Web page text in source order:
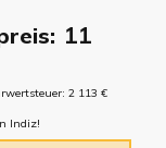
11
2 113 €
Indiz!